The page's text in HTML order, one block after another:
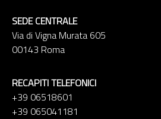
SEDE CENTRALE
Via di Vigna Murata 605
00143 Roma
RECAPITI TELEFONICI
+39 06518601
+39 065041181